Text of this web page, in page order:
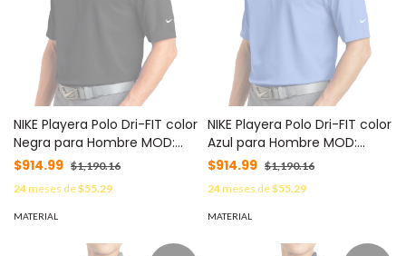
NIKE Playera Polo Dri-FIT color
Negra para Hombre MOD:
C373749S/B
$914.99 $1,190.16
24meses de$55.29
MATERIAL
NIKE Playera Polo Dri-FIT color
Azul para Hombre MOD:
C373749S/F
$914.99 $1,190.16
24meses de$55.29
MATERIAL